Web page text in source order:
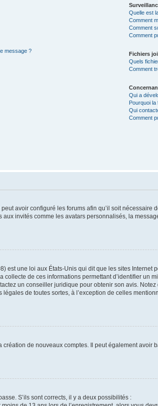
message ?
Quelle est
Comment
Comment
Comment
Fichiers
Quels
Comment
Qui a
Pourquoi la
Qui
Comment
avoir configuré les forums afin qu’il soit
invités comme les avatars personnalisés, la
est une loi aux États-Unis qui dit que les sites Internet
de ces informations permettant d’identifier un
un conseiller juridique pour obtenir son avis.
de toutes sortes, à l’exception de celles
de nouveaux comptes. Il peut également
S’ils sont corrects, il y a deux possibilités :